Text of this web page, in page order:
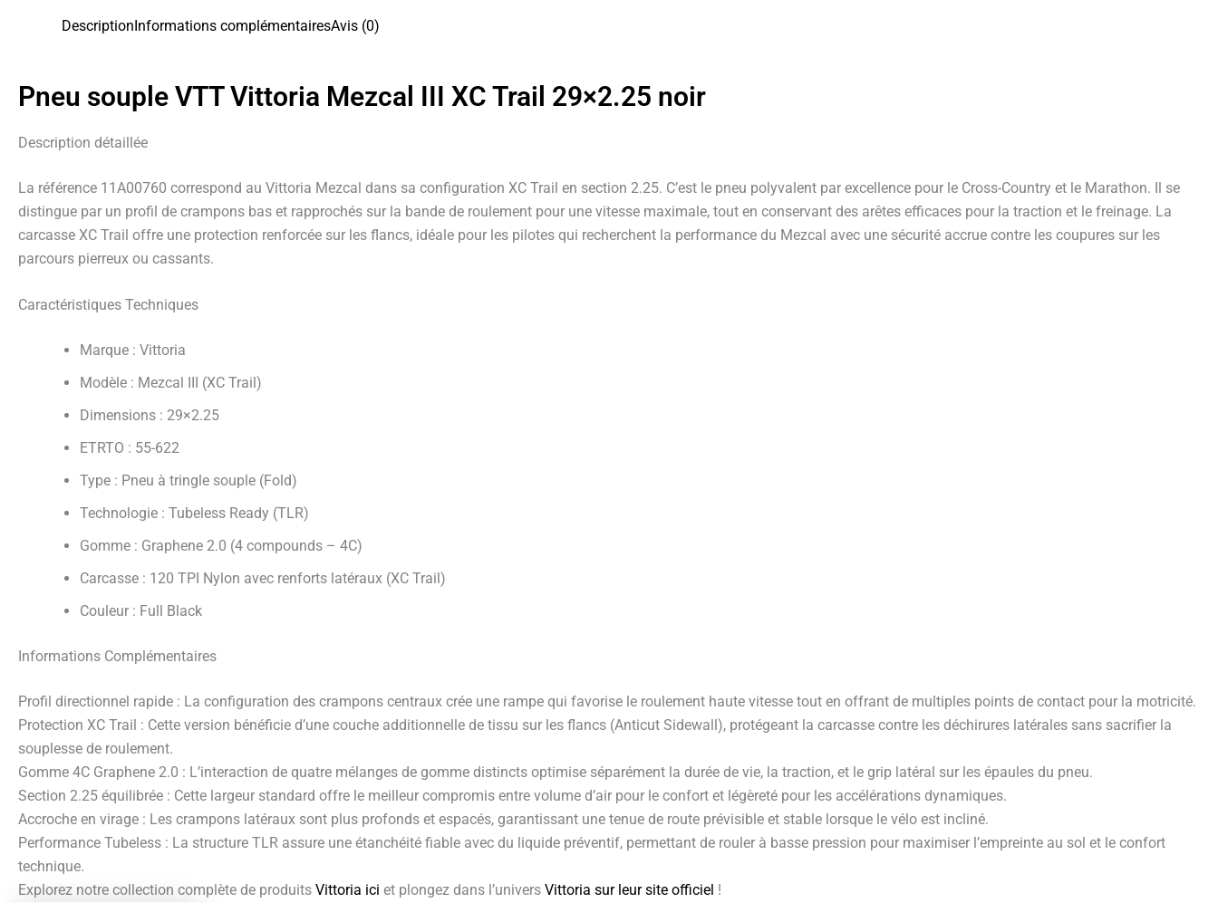
DescriptionInformations complémentairesAvis (0)
Pneu souple VTT Vittoria Mezcal III XC Trail 29×2.25 noir
Description détaillée
La référence 11A00760 correspond au Vittoria Mezcal dans sa configuration XC Trail en section 2.25. C’est le pneu polyvalent par excellence pour le Cross-Country et le Marathon. Il se
distingue par un profil de crampons bas et rapprochés sur la bande de roulement pour une vitesse maximale, tout en conservant des arêtes efficaces pour la traction et le freinage. La
carcasse XC Trail offre une protection renforcée sur les flancs, idéale pour les pilotes qui recherchent la performance du Mezcal avec une sécurité accrue contre les coupures sur les
parcours pierreux ou cassants.
Caractéristiques Techniques
Marque : Vittoria
Modèle : Mezcal III (XC Trail)
Dimensions : 29×2.25
ETRTO : 55-622
Type : Pneu à tringle souple (Fold)
Technologie : Tubeless Ready (TLR)
Gomme : Graphene 2.0 (4 compounds – 4C)
Carcasse : 120 TPI Nylon avec renforts latéraux (XC Trail)
Couleur : Full Black
Informations Complémentaires
Profil directionnel rapide : La configuration des crampons centraux crée une rampe qui favorise le roulement haute vitesse tout en offrant de multiples points de contact pour la motricité.
Protection XC Trail : Cette version bénéficie d’une couche additionnelle de tissu sur les flancs (Anticut Sidewall), protégeant la carcasse contre les déchirures latérales sans sacrifier la
souplesse de roulement.
Gomme 4C Graphene 2.0 : L’interaction de quatre mélanges de gomme distincts optimise séparément la durée de vie, la traction, et le grip latéral sur les épaules du pneu.
Section 2.25 équilibrée : Cette largeur standard offre le meilleur compromis entre volume d’air pour le confort et légèreté pour les accélérations dynamiques.
Accroche en virage : Les crampons latéraux sont plus profonds et espacés, garantissant une tenue de route prévisible et stable lorsque le vélo est incliné.
Performance Tubeless : La structure TLR assure une étanchéité fiable avec du liquide préventif, permettant de rouler à basse pression pour maximiser l’empreinte au sol et le confort
technique.
Explorez notre collection complète de produits Vittoria ici et plongez dans l’univers Vittoria sur leur site officiel !